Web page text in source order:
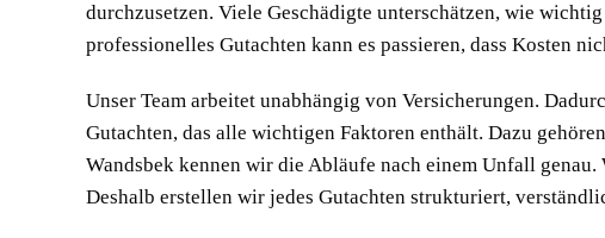
durchzusetzen. Viele Geschädigte unterschätzen, wie
professionelles Gutachten kann es passieren, dass Kosten
Unser Team arbeitet unabhängig von Versicherungen.
Gutachten, das alle wichtigen Faktoren enthält. Dazu
Wandsbek kennen wir die Abläufe nach einem Unfall
Deshalb erstellen wir jedes Gutachten strukturiert,